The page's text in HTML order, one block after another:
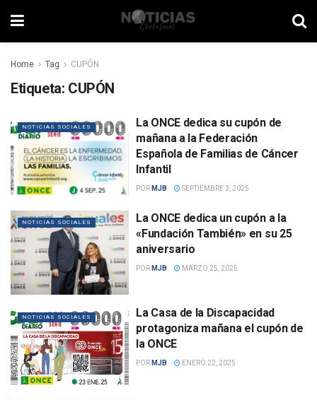
Home Tag CUPÓN
Etiqueta: CUPÓN
NOTICIAS SOCIALES
La ONCE dedica su cupón de
mañana a la Federación
Española de Familias de Cáncer
Infantil
POR MJB SEPTIEMBRE 3, 2025
NOTICIAS SOCIALES
La ONCE dedica un cupón a la
«Fundación También» en su 25
aniversario
POR MJB MARZO 25, 2025
NOTICIAS SOCIALES
La Casa de la Discapacidad
protagoniza mañana el cupón de
la ONCE
POR MJB ENERO 22, 2025